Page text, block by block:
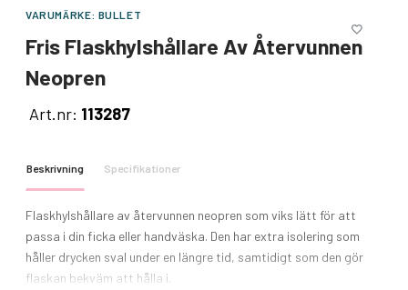
VARUMÄRKE: BULLET
Fris Flaskhylshållare Av Återvunnen
Neopren
Art.nr: 113287
Beskrivning Specifikationer
Flaskhylshållare av återvunnen neopren som viks lätt för att
passa i din ficka eller handväska. Den har extra isolering som
håller drycken sval under en längre tid, samtidigt som den gör
flaskan bekväm att hålla i.